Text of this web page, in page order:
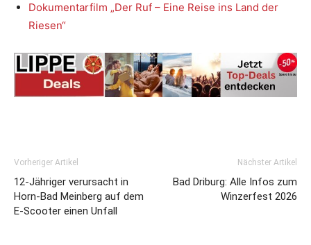
Dokumentarfilm „Der Ruf – Eine Reise ins Land der
Riesen“
Vorheriger Artikel
12-Jähriger verursacht in
Horn-Bad Meinberg auf dem
E-Scooter einen Unfall
Nächster Artikel
Bad Driburg: Alle Infos zum
Winzerfest 2026